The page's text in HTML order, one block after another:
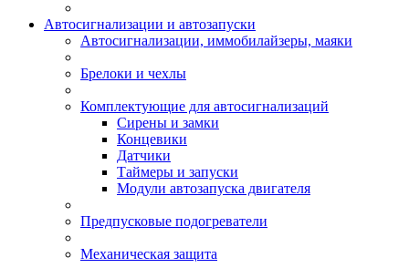
Автосигнализации и автозапуски
Автосигнализации, иммобилайзеры, маяки
Брелоки и чехлы
Комплектующие для автосигнализаций
Сирены и замки
Концевики
Датчики
Таймеры и запуски
Модули автозапуска двигателя
Предпусковые подогреватели
Механическая защита